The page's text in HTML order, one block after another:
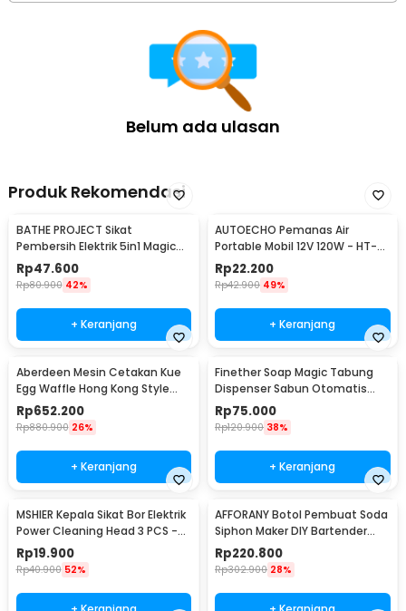
Belum ada ulasan
Produk Rekomendasi
BATHE PROJECT Sikat
Pembersih Elektrik 5in1 Magic
Brush Rechargeable - WQ8110
Rp47.600
Rp80.900 42%
+ Keranjang
AUTOECHO Pemanas Air
Portable Mobil 12V 120W - HT-
2090
Rp22.200
Rp42.900 49%
+ Keranjang
Aberdeen Mesin Cetakan Kue
Egg Waffle Hong Kong Style
220V 1400W - YN-6
Rp652.200
Rp880.900 26%
+ Keranjang
Finether Soap Magic Tabung
Dispenser Sabun Otomatis
400ml - AD-03
Rp75.000
Rp120.900 38%
+ Keranjang
MSHIER Kepala Sikat Bor Elektrik
Power Cleaning Head 3 PCS -
DB003
Rp19.900
Rp40.900 52%
AFFORANY Botol Pembuat Soda
Siphon Maker DIY Bartender
CO2 1L - SD-MY
Rp220.800
Rp302.900 28%